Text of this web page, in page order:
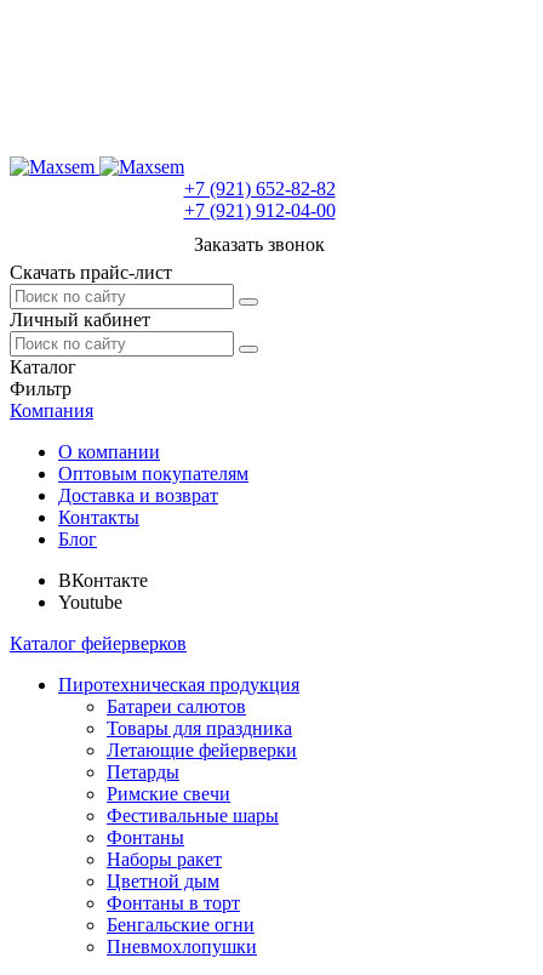
+7 (921) 652-82-82
+7 (921) 912-04-00
Заказать звонок
Скачать прайс-лист
Личный кабинет
Каталог
Фильтр
Компания
О компании
Оптовым покупателям
Доставка и возврат
Контакты
Блог
ВКонтакте
Youtube
Каталог фейерверков
Пиротехническая продукция
Батареи салютов
Товары для праздника
Летающие фейерверки
Петарды
Римские свечи
Фестивальные шары
Фонтаны
Наборы ракет
Цветной дым
Фонтаны в торт
Бенгальские огни
Пневмохлопушки